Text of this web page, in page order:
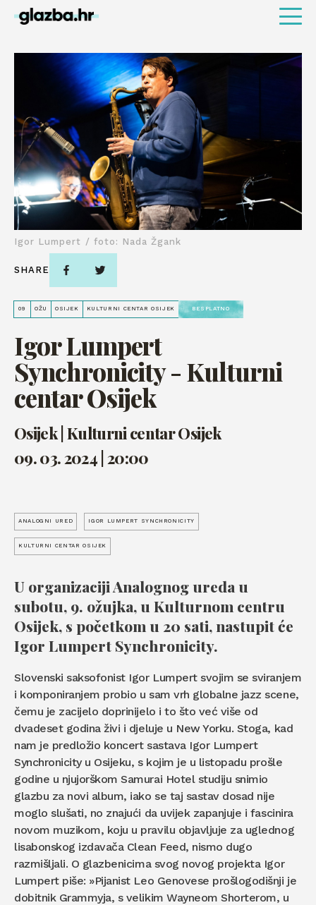
09 OŽU OSIJEK KULTURNI CENTAR OSIJEK BESPLATNO
Igor Lumpert
Synchronicity - Kulturni
centar Osijek
Osijek | Kulturni centar Osijek
09. 03. 2024 | 20:00
Igor Lumpert / foto: Nada Žgank
SHARE
ANALOGNI URED IGOR LUMPERT SYNCHRONICITY
KULTURNI CENTAR OSIJEK
U organizaciji Analognog ureda u
subotu, 9. ožujka, u Kulturnom centru
Osijek, s početkom u 20 sati, nastupit će
Igor Lumpert Synchronicity.
Slovenski saksofonist Igor Lumpert svojim se sviranjem
i komponiranjem probio u sam vrh globalne jazz scene,
čemu je zacijelo doprinijelo i to što već više od
dvadeset godina živi i djeluje u New Yorku. Stoga, kad
nam je predložio koncert sastava Igor Lumpert
Synchronicity u Osijeku, s kojim je u listopadu prošle
godine u njujorškom Samurai Hotel studiju snimio
glazbu za novi album, iako se taj sastav dosad nije
moglo slušati, no znajući da uvijek zapanjuje i fascinira
novom muzikom, koju u pravilu objavljuje za uglednog
lisabonskog izdavača Clean Feed, nismo dugo
razmišljali. O glazbenicima svog novog projekta Igor
Lumpert piše: »Pijanist Leo Genovese prošlogodišnji je
dobitnik Grammyja, s velikim Wayneom Shorterom, u